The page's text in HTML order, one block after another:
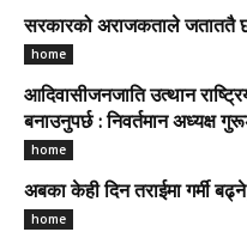
सरकारको अराजकताले जताततै
home
आदिवासीजनजाति उत्थान
बनाउनुपर्छ : निवर्तमान अध्यक्ष
home
अबका केही दिन तराईमा गर्मी
home